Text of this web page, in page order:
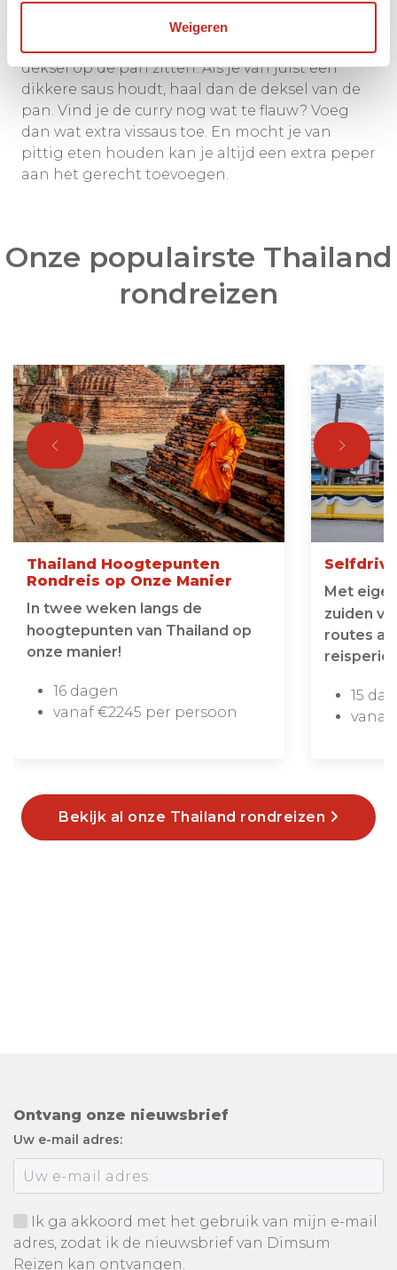
Weigeren
witte rijst. Eet smakelijk!
Tip:
deksel op de pan zitten. Als je van juist een
dikkere saus houdt, haal dan de deksel van de
pan. Vind je de curry nog wat te flauw? Voeg
dan wat extra vissaus toe. En mocht je van
pittig eten houden kan je altijd een extra peper
aan het gerecht toevoegen.
Onze populairste Thailand
rondreizen
Thailand Hoogtepunten
Rondreis op Onze Manier
In twee weken langs de
hoogtepunten van Thailand op
onze manier!
16 dagen
vanaf €2245 per persoon
Met
zuiden
routes
15
vanaf
Bekijk al onze Thailand rondreizen
Ontvang onze nieuwsbrief
Uw e-mail adres:
Ik ga akkoord met het gebruik van mijn e-mail
adres, zodat ik de nieuwsbrief van Dimsum
Reizen kan ontvangen.